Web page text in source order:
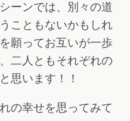
ーンでは、別々の道
こともないかもしれ
願ってお互いが一歩
二人ともそれぞれの
思います！！
の幸せを思ってみて